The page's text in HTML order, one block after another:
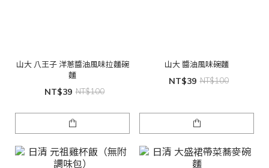
山大 八王子 洋蔥醬油風味拉麵碗
麵
NT$39 NT$100
山大 醬油風味碗麵
NT$39 NT$100